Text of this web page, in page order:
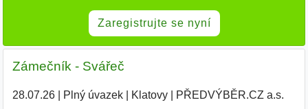
Zaregistrujte se nyní
Zámečník - Svářeč
28.07.26| Plný úvazek| Klatovy| PŘEDVÝBĚR.CZ a.s.